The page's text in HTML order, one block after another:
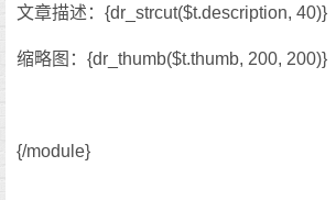
文章描述：{dr_strcut($t.description, 40)}
缩略图：{dr_thumb($t.thumb, 200, 200)}
{/module}